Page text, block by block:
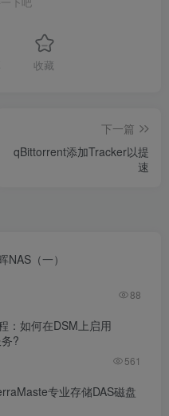
收藏
下一篇
qBittorrent添加Tracker以提
速
NAS（一）
88
：如何在DSM上启用
?
561
专业存储DAS磁盘